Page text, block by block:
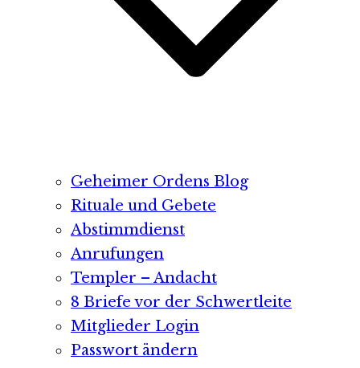
Geheimer Ordens Blog
Rituale und Gebete
Abstimmdienst
Anrufungen
Templer – Andacht
8 Briefe vor der Schwertleite
Mitglieder Login
Passwort ändern